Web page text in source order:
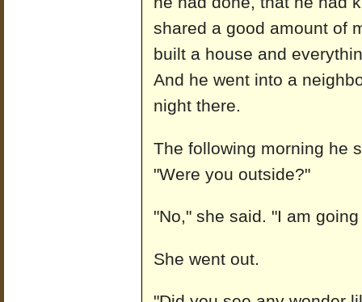
shared a good amount of
built a house and
And he went into a
night there.
The following morning he
"Were you outside?"
"No," she said. "I am
She went out.